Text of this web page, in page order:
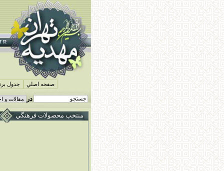
جدول صفحه اصلي
در
منتخب محصولات فرهنگي